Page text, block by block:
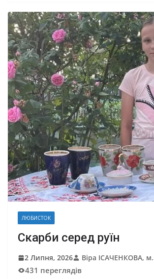
ЛЮБИСТОК
Скарби серед руїн
2 Липня, 2026 Віра ІСАЧЕНКОВА,
431 переглядів